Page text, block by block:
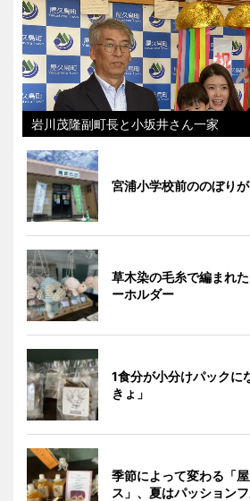
岩川茂隆副町長と小坂井さん一家
宮浦小学校前ののぼり
草木染の毛糸で編まれ
ーホルダー
1食分が小分けパックに
きょ」
季節によって変わる「
ス」、夏はパッション